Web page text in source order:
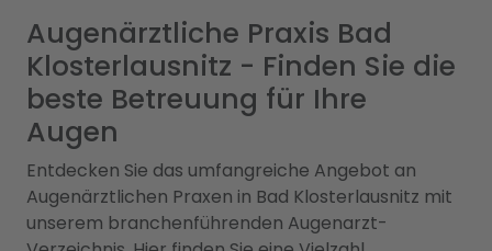
Augenärztliche Praxis Bad
Klosterlausnitz - Finden Sie die
beste Betreuung für Ihre
Augen
Entdecken Sie das umfangreiche Angebot an
Augenärztlichen Praxen in Bad Klosterlausnitz mit
unserem branchenführenden Augenarzt-